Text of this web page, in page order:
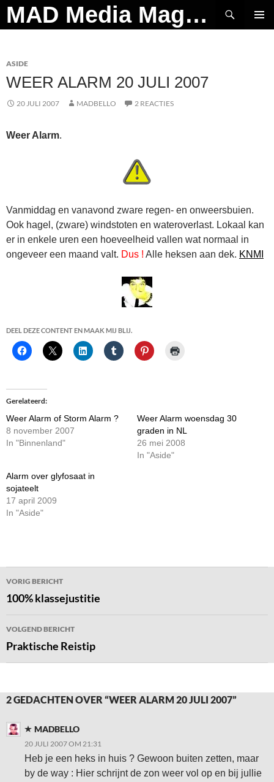
Ga
naar
MAD Media Magazine
Zoeken
ASIDE
WEER ALARM 20 JULI 2007
20 JULI 2007 MADBELLO 2 REACTIES
Weer Alarm.
Vanmiddag en vanavond zware regen- en onweersbuien.
Ook hagel, (zware) windstoten en wateroverlast. Lokaal kan
er in enkele uren een hoeveelheid vallen wat normaal in
ongeveer een maand valt. Dus ! Alle heksen aan dek. KNMI
DEEL DEZE CONTENT EN MAAK MIJ BLIJ.
Gerelateerd
Weer Alarm of Storm Alarm ?
8 november 2007
In "Binnenland"
Weer Alarm woensdag 30
graden in NL
26 mei 2008
In "Aside"
Alarm over glyfosaat in
sojateelt
17 april 2009
In "Aside"
Bericht
navigatie
VORIG BERICHT
100% klassejustitie
VOLGEND BERICHT
Praktische Reistip
2 GEDACHTEN OVER “WEER ALARM 20 JULI 2007”
MADBELLO
20 JULI 2007 OM 21:31
Heb je een heks in huis ? Gewoon buiten zetten, maar
by de way : Hier schrijnt de zon weer vol op en bij jullie